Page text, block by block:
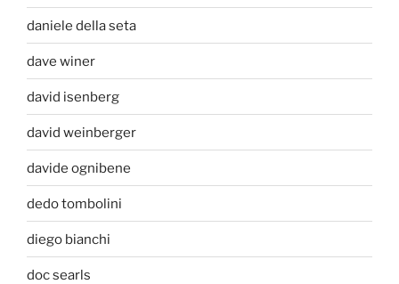
daniele della seta
dave winer
david isenberg
david weinberger
davide ognibene
dedo tombolini
diego bianchi
doc searls